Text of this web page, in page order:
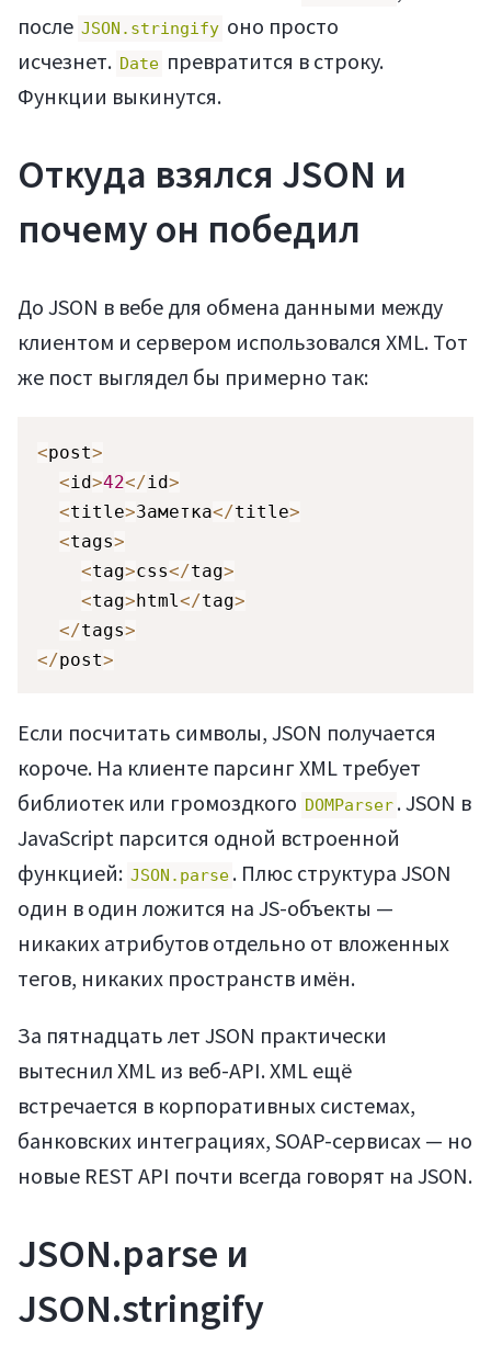
Статьи
после JSON.stringify оно просто
исчезнет. Date превратится в строку.
Функции выкинутся.
Откуда взялся JSON и
почему он победил
До JSON в вебе для обмена данными между
клиентом и сервером использовался XML. Тот
же пост выглядел бы примерно так:
<post>
<id>42</id>
<title>Заметка</title>
<tags>
<tag>css</tag>
<tag>html</tag>
</tags>
</post>
Если посчитать символы, JSON получается
короче. На клиенте парсинг XML требует
библиотек или громоздкого DOMParser . JSON в
JavaScript парсится одной встроенной
функцией: JSON.parse . Плюс структура JSON
один в один ложится на JS-объекты —
никаких атрибутов отдельно от вложенных
тегов, никаких пространств имён.
За пятнадцать лет JSON практически
вытеснил XML из веб-API. XML ещё
встречается в корпоративных системах,
банковских интеграциях, SOAP-сервисах — но
новые REST API почти всегда говорят на JSON.
JSON.parse и
JSON.stringify